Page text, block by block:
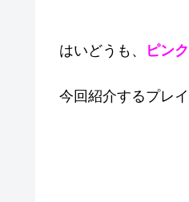
はいどうも、 ピン
今回紹介するプレイ